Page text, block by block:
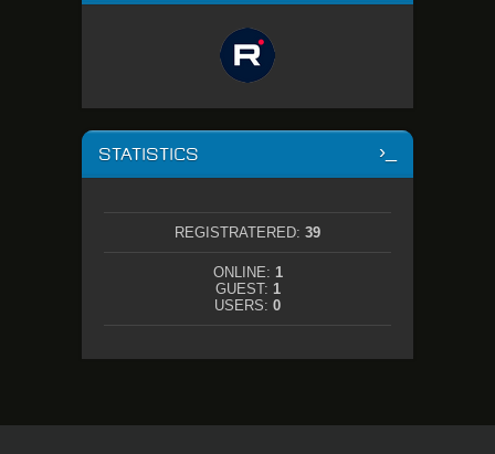
STATISTICS
REGISTRATERED: 39
ONLINE: 1
GUEST: 1
USERS: 0